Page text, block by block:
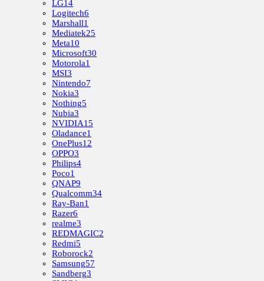
LG14
Logitech6
Marshall1
Mediatek25
Meta10
Microsoft30
Motorola1
MSI3
Nintendo7
Nokia3
Nothing5
Nubia3
NVIDIA15
Oladance1
OnePlus12
OPPO3
Philips4
Poco1
QNAP9
Qualcomm34
Ray-Ban1
Razer6
realme3
REDMAGIC2
Redmi5
Roborock2
Samsung57
Sandberg3